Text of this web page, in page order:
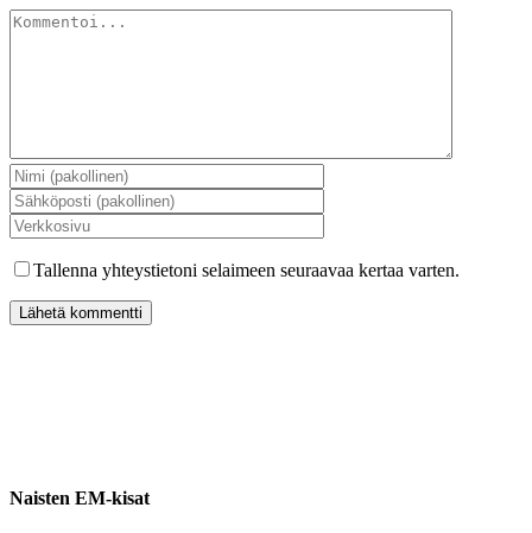
Kommentti
Tallenna yhteystietoni selaimeen seuraavaa kertaa varten.
Naisten EM-kisat